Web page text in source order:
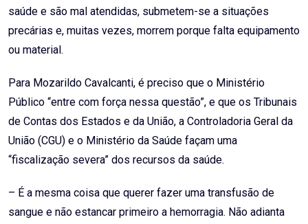
saúde e são mal atendidas, submetem-se a situações
precárias e, muitas vezes, morrem porque falta equipamento
ou material.
Para Mozarildo Cavalcanti, é preciso que o Ministério
Público “entre com força nessa questão”, e que os Tribunais
de Contas dos Estados e da União, a Controladoria Geral da
União (CGU) e o Ministério da Saúde façam uma
“fiscalização severa” dos recursos da saúde.
– É a mesma coisa que querer fazer uma transfusão de
sangue e não estancar primeiro a hemorragia. Não adianta